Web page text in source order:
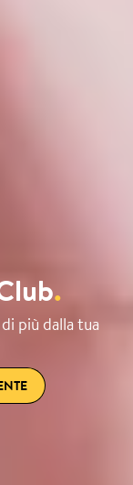
.
più dalla tua